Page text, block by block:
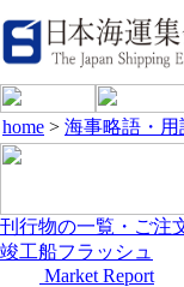
home > 海事略語・用
刊行物の一覧・ご注
竣工船フラッシュ
Market Report